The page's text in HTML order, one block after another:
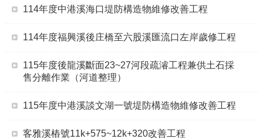
114年度中港溪海口堤防構造物維修改善工程
114年度福興溪後庄橋至六股溪匯流口左岸歲修工程
115年度後龍溪斷面23~27河段疏濬工程兼供土石採
售分離作業（河道整理）
115年度中港溪談文湖一號堤防構造物維修改善工程
客雅溪樁號11k+575~12k+320改善工程